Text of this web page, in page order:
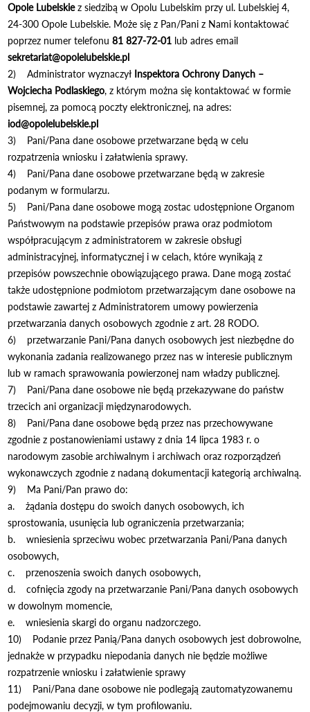
Opole Lubelskiez siedzibą w Opolu Lubelskim przy ul. Lubelskiej 4,
24-300 Opole Lubelskie. Może się z Pan/Pani z Nami kontaktować
poprzez numer telefonu81 827-72-01 lub adres email
sekretariat@opolelubelskie.pl
2) Administrator wyznaczył Inspektora Ochrony Danych –
Wojciecha Podlaskiego, z którym można się kontaktować w formie
pisemnej, za pomocą poczty elektronicznej, na adres:
iod@opolelubelskie.pl
3) Pani/Pana dane osobowe przetwarzane będą w celu
rozpatrzenia wniosku i załatwienia sprawy.
4) Pani/Pana dane osobowe przetwarzane będą w zakresie
podanym w formularzu.
5) Pani/Pana dane osobowe mogą zostac udostępnione Organom
Państwowym na podstawie przepisów prawa oraz podmiotom
współpracującym z administratorem w zakresie obsługi
administracyjnej, informatycznej i w celach, które wynikają z
przepisów powszechnie obowiązującego prawa. Dane mogą zostać
także udostępnione podmiotom przetwarzającym dane osobowe na
podstawie zawartej z Administratorem umowy powierzenia
przetwarzania danych osobowych zgodnie z art. 28 RODO.
6) przetwarzanie Pani/Pana danych osobowych jest niezbędne do
wykonania zadania realizowanego przez nas w interesie publicznym
lub w ramach sprawowania powierzonej nam władzy publicznej.
7) Pani/Pana dane osobowe nie będą przekazywane do państw
trzecich ani organizacji międzynarodowych.
8) Pani/Pana dane osobowe będą przez nas przechowywane
zgodnie z postanowieniami ustawy z dnia 14 lipca 1983 r. o
narodowym zasobie archiwalnym i archiwach oraz rozporządzeń
wykonawczych zgodnie z nadaną dokumentacji kategorią archiwalną.
9) Ma Pani/Pan prawo do:
a. żądania dostępu do swoich danych osobowych, ich
sprostowania, usunięcia lub ograniczenia przetwarzania;
b. wniesienia sprzeciwu wobec przetwarzania Pani/Pana danych
osobowych,
c. przenoszenia swoich danych osobowych,
d. cofnięcia zgody na przetwarzanie Pani/Pana danych osobowych
w dowolnym momencie,
e. wniesienia skargi do organu nadzorczego.
10) Podanie przez Panią/Pana danych osobowych jest dobrowolne,
jednakże w przypadku niepodania danych nie będzie możliwe
rozpatrzenie wniosku i załatwienie sprawy
11) Pani/Pana dane osobowe nie podlegają zautomatyzowanemu
podejmowaniu decyzji, w tym profilowaniu.